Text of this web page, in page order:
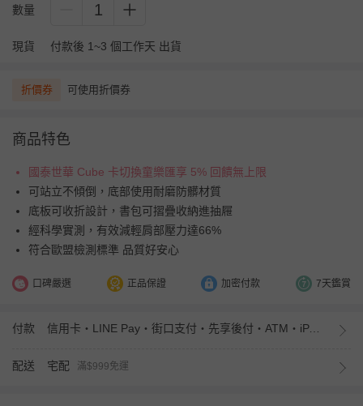
數量 1
現貨 付款後 1~3 個工作天 出貨
折價券 可使用折價券
商品特色
國泰世華 Cube 卡切換童樂匯享 5% 回饋無上限
可站立不傾倒，底部使用耐磨防髒材質
底板可收折設計，書包可摺疊收納進抽屜
經科學實測，有效減輕肩部壓力達66%
符合歐盟檢測標準 品質好安心
口碑嚴選 正品保證 加密付款 7天鑑賞
付款 信用卡・LINE Pay・街口支付・先享後付・ATM・iPASS MONEY
配送 宅配 滿$999免運